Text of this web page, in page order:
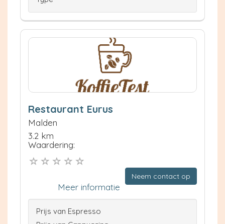
Restaurant Eurus
Malden
3.2 km
Waardering:
Neem contact op
Meer informatie
Prijs van Espresso